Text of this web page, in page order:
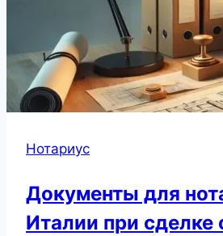
Нотариус
Документы для
Италии при сделке